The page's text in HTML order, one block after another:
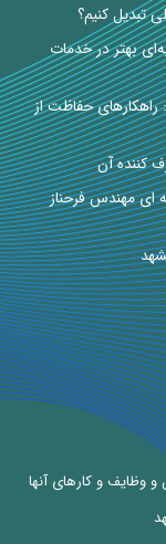
تبدیل کنیم؟
بهتر در خدمات
حفاظت از
کننده آن
ای مهندس فرحناز
و وظایف و کارهای آنها